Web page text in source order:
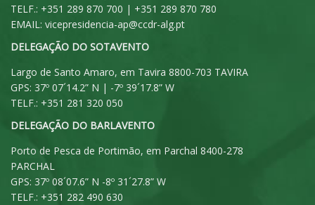
TELF.: +351 289 870 700 | +351 289 870 780
EMAIL: vicepresidencia-ap@ccdr-alg.pt
DELEGAÇÃO DO SOTAVENTO
Largo de Santo Amaro, em Tavira 8800-703 TAVIRA
GPS: 37º 07´14.2” N | -7º 39´17.8” W
TELF.: +351 281 320 050
DELEGAÇÃO DO BARLAVENTO
Porto de Pesca de Portimão, em Parchal 8400-278
PARCHAL
GPS: 37º 08´07.6” N -8º 31´27.8” W
TELF.: +351 282 490 630